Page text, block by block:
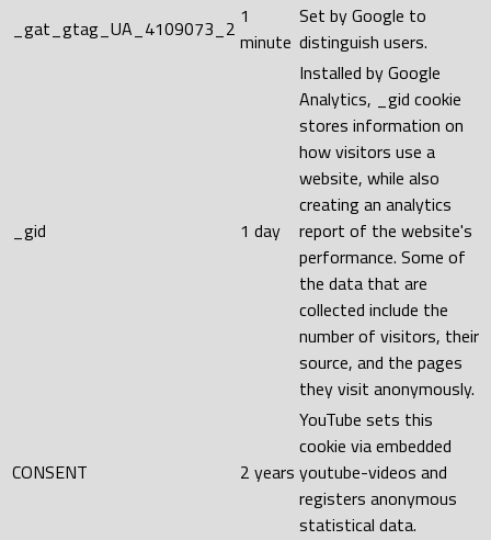
_gat_gtag_UA_4109073_2 1
minute
Set by Google to
distinguish users.
_gid 1 day
Installed by Google
Analytics, _gid cookie
stores information on
how visitors use a
website, while also
creating an analytics
report of the website's
performance. Some of
the data that are
collected include the
number of visitors, their
source, and the pages
they visit anonymously.
CONSENT 2 years
YouTube sets this
cookie via embedded
youtube-videos and
registers anonymous
statistical data.